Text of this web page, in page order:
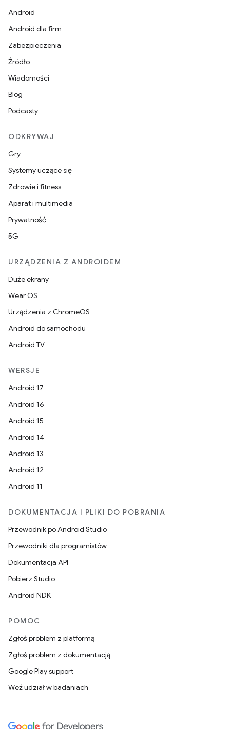
Android
Android dla firm
Zabezpieczenia
Źródło
Wiadomości
Blog
Podcasty
ODKRYWAJ
Gry
Systemy uczące się
Zdrowie i fitness
Aparat i multimedia
Prywatność
5G
URZĄDZENIA Z ANDROIDEM
Duże ekrany
Wear OS
Urządzenia z ChromeOS
Android do samochodu
Android TV
WERSJE
Android 17
Android 16
Android 15
Android 14
Android 13
Android 12
Android 11
DOKUMENTACJA I PLIKI DO POBRANIA
Przewodnik po Android Studio
Przewodniki dla programistów
Dokumentacja API
Pobierz Studio
Android NDK
POMOC
Zgłoś problem z platformą
Zgłoś problem z dokumentacją
Google Play support
Weź udział w badaniach